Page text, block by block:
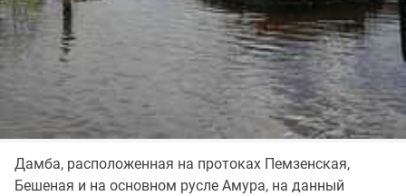
Дамба, расположенная на протоках Пемзенская,
Бешеная и на основном русле Амура, на данный